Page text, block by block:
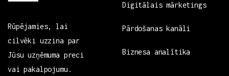
Rūpējamies, lai
cilvēki uzzina par
Jūsu uzņēmuma preci
vai pakalpojumu.
Digitālais mārketings
Pārdošanas kanāli
Biznesa analītika